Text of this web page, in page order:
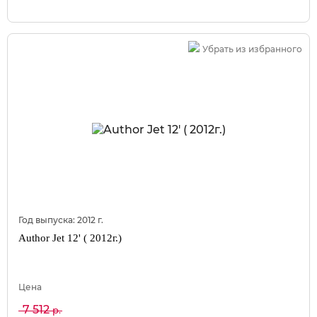
Убрать из избранного
Год выпуска: 2012 г.
Author Jet 12' ( 2012г.)
Цена
7 512р.